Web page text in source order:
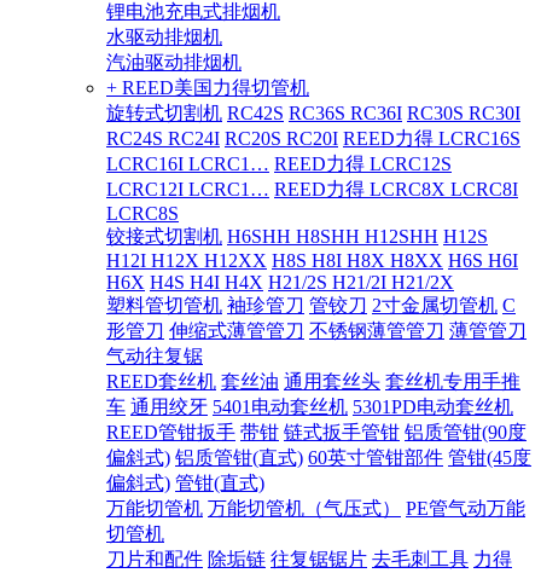
锂电池充电式排烟机
水驱动排烟机
汽油驱动排烟机
+ REED美国力得切管机
旋转式切割机 RC42S RC36S RC36I RC30S RC30I
RC24S RC24I RC20S RC20I REED力得 LCRC16S
LCRC16I LCRC1… REED力得 LCRC12S
LCRC12I LCRC1… REED力得 LCRC8X LCRC8I
LCRC8S
铰接式切割机 H6SHH H8SHH H12SHH H12S
H12I H12X H12XX H8S H8I H8X H8XX H6S H6I
H6X H4S H4I H4X H21/2S H21/2I H21/2X
塑料管切管机 袖珍管刀 管铰刀 2寸金属切管机 C
形管刀 伸缩式薄管管刀 不锈钢薄管管刀 薄管管刀
气动往复锯
REED套丝机 套丝油 通用套丝头 套丝机专用手推
车 通用绞牙 5401电动套丝机 5301PD电动套丝机
REED管钳扳手 带钳 链式扳手管钳 铝质管钳(90度
偏斜式) 铝质管钳(直式) 60英寸管钳部件 管钳(45度
偏斜式) 管钳(直式)
万能切管机 万能切管机（气压式）
PE管气动万能
切管机
刀片和配件 除垢链 往复锯锯片 去毛刺工具 力得